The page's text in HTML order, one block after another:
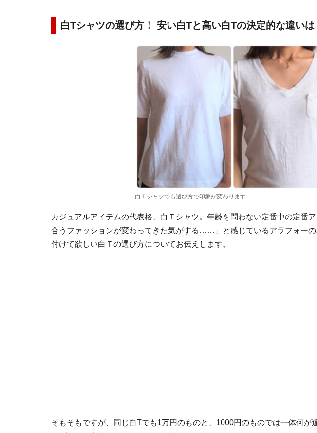
白Tシャツの選び方！ 安い白Tと高い白Tの決定的な違いは
白Ｔシャツでも選び方で印象が変わります
カジュアルアイテムの代表格、白Ｔシャツ。年齢を問わない定番中の定番
合うファッションが変わってきた気がする……」と感じているアラフォー
付けて欲しい白Ｔの選び方についてお伝えします。
そもそもですが、同じ白Tでも1万円のものと、1000円のものでは一体何が